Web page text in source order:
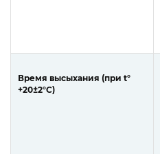
Время высыхания (при t°
+20±2°C)